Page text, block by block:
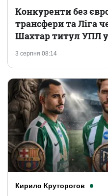
3 серпня 08:14
Конкуренти без
трансфери та Ліга
Шахтар титул УПЛ у
Кирило Круторогов